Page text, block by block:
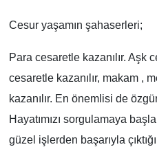
Cesur yaşamın şahaserleri;
Para cesaretle kazanılır. Aşk
cesaretle kazanılır, makam ,
kazanılır. En önemlisi de
Hayatımızı sorgulamaya
güzel işlerden başarıyla